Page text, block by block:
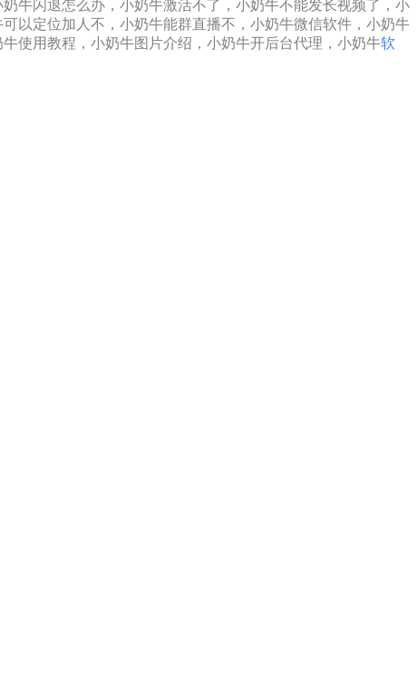
牛闪退怎么办，小奶牛激活不了，小奶牛不能发长视频了，小
以定位加人不，小奶牛能群直播不，小奶牛微信软件，小奶牛
使用教程，小奶牛图片介绍，小奶牛开后台代理，小奶牛软